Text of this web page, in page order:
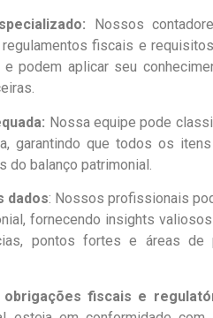
Nossos
fiscais e
podem aplicar seu
Nossa equipe pode
garantindo que todos os
do balanço patrimonial.
dados: Nossos profissionais
fornecendo insights
pontos fortes e áreas de
obrigações fiscais e